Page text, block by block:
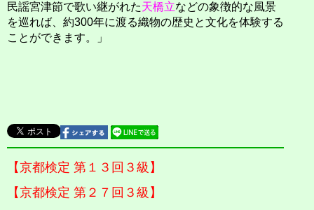
民謡宮津節で歌い継がれた天橋立などの象徴的な風景
を巡れば、約300年に渡る織物の歴史と文化を体験する
ことができます。」
【京都検定 第１３回３級】
【京都検定 第２７回３級】